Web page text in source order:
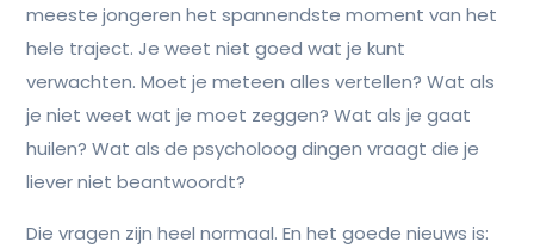
meeste jongeren het spannendste moment van het
hele traject. Je weet niet goed wat je kunt
verwachten. Moet je meteen alles vertellen? Wat als
je niet weet wat je moet zeggen? Wat als je gaat
huilen? Wat als de psycholoog dingen vraagt die je
liever niet beantwoordt?
Die vragen zijn heel normaal. En het goede nieuws is: